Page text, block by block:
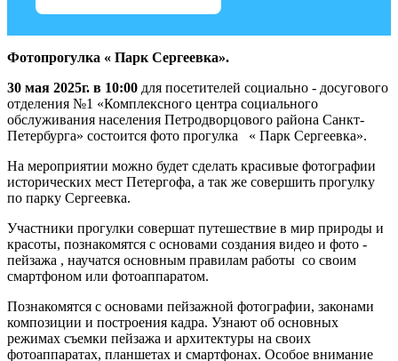
Фотопрогулка « Парк Сергеевка».
30 мая 2025г. в 10:00 для посетителей социально - досугового
отделения №1 «Комплексного центра социального
обслуживания населения Петродворцового района Санкт-
Петербурга» состоится фото прогулка « Парк Сергеевка».
На мероприятии можно будет сделать красивые фотографии
исторических мест Петергофа, а так же совершить прогулку
по парку Сергеевка.
Участники прогулки совершат путешествие в мир природы и
красоты, познакомятся с основами создания видео и фото -
пейзажа , научатся основным правилам работы со своим
смартфоном или фотоаппаратом.
Познакомятся с основами пейзажной фотографии, законами
композиции и построения кадра. Узнают об основных
режимах съемки пейзажа и архитектуры на своих
фотоаппаратах, планшетах и смартфонах. Особое внимание